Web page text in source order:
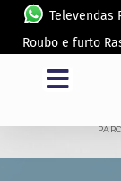
Televendas
Roubo e furto